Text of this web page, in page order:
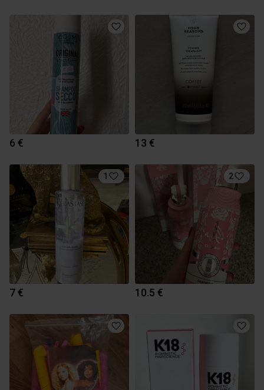
6 € 13 €
1
7 €
2
10.5 €